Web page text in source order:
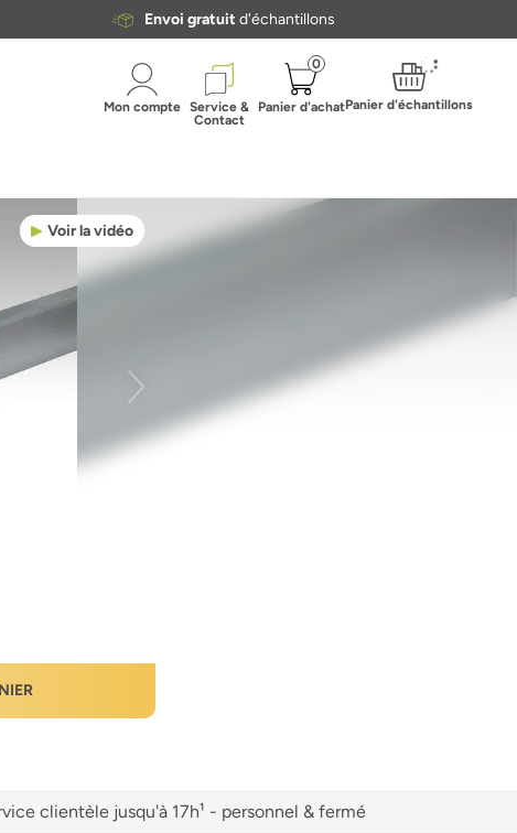
Envoi gratuit d'échantillons
Mon compte Service &
Contact
0
Panier d'achatPanier d'échantillons
Voir la vidéo
clientèle jusqu'à 17h¹ - personnel & fermé